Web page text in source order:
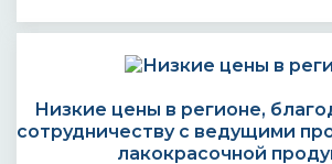
Низкие цены в регионе,
сотрудничеству с ведущими
лакокрасочной